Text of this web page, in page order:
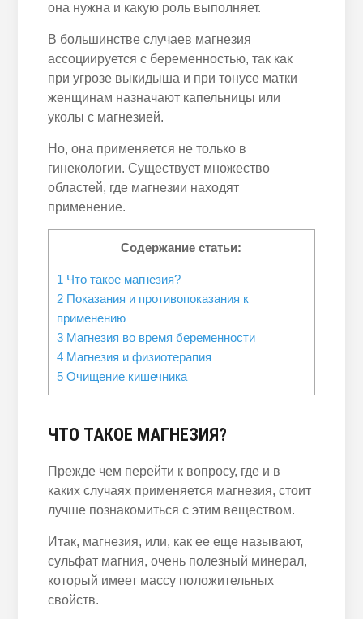
она нужна и какую роль выполняет.
В большинстве случаев магнезия
ассоциируется с беременностью, так как
при угрозе выкидыша и при тонусе матки
женщинам назначают капельницы или
уколы с магнезией.
Но, она применяется не только в
гинекологии. Существует множество
областей, где магнезии находят
применение.
Содержание статьи:
1 Что такое магнезия?
2Показания и противопоказания к
применению
3Магнезия во время беременности
4Магнезия и физиотерапия
5Очищение кишечника
ЧТО ТАКОЕ МАГНЕЗИЯ?
Прежде чем перейти к вопросу, где и в
каких случаях применяется магнезия, стоит
лучше познакомиться с этим веществом.
Итак, магнезия, или, как ее еще называют,
сульфат магния, очень полезный минерал,
который имеет массу положительных
свойств.